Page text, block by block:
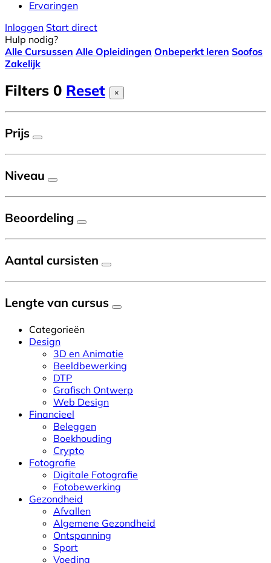
Ervaringen
Inloggen Start direct
Hulp nodig?
Alle Cursussen Alle Opleidingen Onbeperkt leren Soofos
Zakelijk
Filters 0 Reset ×
Prijs
Niveau
Beoordeling
Aantal cursisten
Lengte van cursus
Categorieën
Design
3D en Animatie
Beeldbewerking
DTP
Grafisch Ontwerp
Web Design
Financieel
Beleggen
Boekhouding
Crypto
Fotografie
Digitale Fotografie
Fotobewerking
Gezondheid
Afvallen
Algemene Gezondheid
Ontspanning
Sport
Voeding